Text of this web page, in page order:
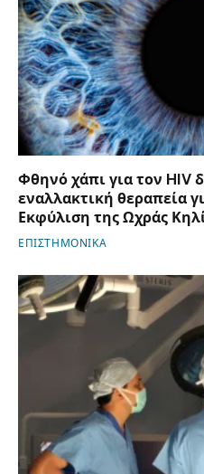
Φθηνό χάπι για τον HIV
εναλλακτική θεραπεία
Εκφύλιση της Ωχράς
ΕΠΙΣΤΗΜΟΝΙΚΑ